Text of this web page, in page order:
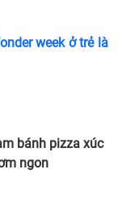
week ở trẻ là
bánh pizza xúc
ngon